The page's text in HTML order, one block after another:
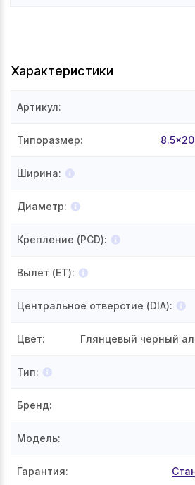
Характеристики
Артикул:
Типоразмер: 8.5x20
Ширина:
Диаметр:
Крепление (PCD):
Вылет (ET):
Центральное отверстие (DIA):
Цвет: Глянцевый черный
Тип:
Бренд:
Модель:
Гарантия: